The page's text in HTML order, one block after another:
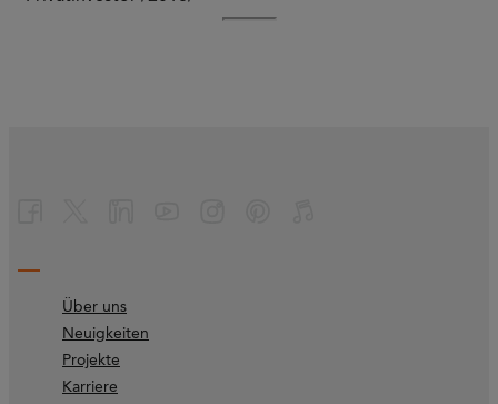
Über uns
Neuigkeiten
Projekte
Karriere